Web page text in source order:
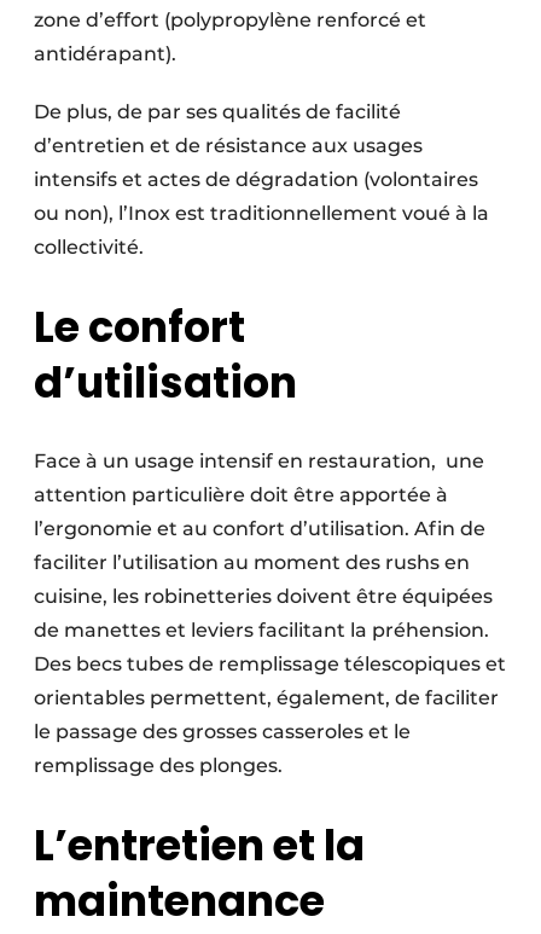
zone d’effort (polypropylène renforcé et
antidérapant).
De plus, de par ses qualités de facilité
d’entretien et de résistance aux usages
intensifs et actes de dégradation (volontaires
ou non), l’Inox est traditionnellement voué à la
collectivité.
Le confort
d’utilisation
Face à un usage intensif en restauration, une
attention particulière doit être apportée à
l’ergonomie et au confort d’utilisation. Afin de
faciliter l’utilisation au moment des rushs en
cuisine, les robinetteries doivent être équipées
de manettes et leviers facilitant la préhension.
Des becs tubes de remplissage télescopiques et
orientables permettent, également, de faciliter
le passage des grosses casseroles et le
remplissage des plonges.
L’entretien et la
maintenance